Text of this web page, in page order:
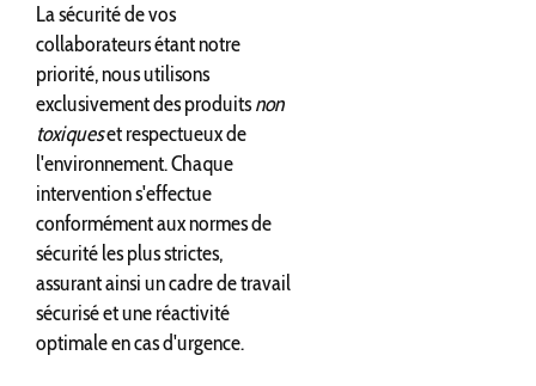
La sécurité de vos
collaborateurs étant notre
priorité, nous utilisons
exclusivement des produitsnon
toxiqueset respectueux de
l'environnement. Chaque
intervention s'effectue
conformément aux normes de
sécurité les plus strictes,
assurant ainsi un cadre de travail
sécurisé et une réactivité
optimale en cas d'urgence.